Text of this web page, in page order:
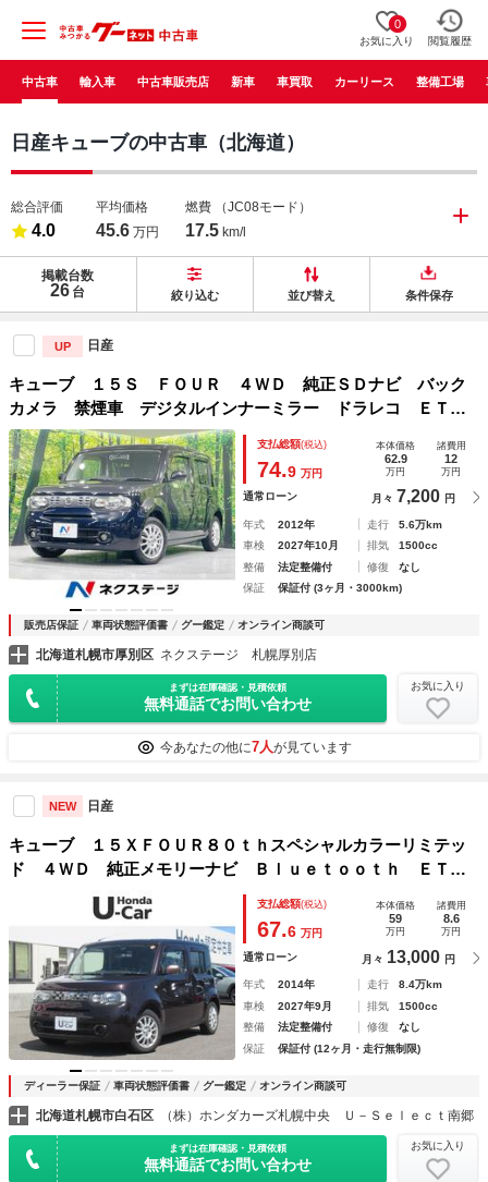
0
お気に入り 閲覧履歴
中古車 輸入車 中古車販売店 新車 車買取 カーリース 整備工場
日産キューブの中古車（北海道）
総合評価
4.0
平均価格
45.6 万円
燃費 （JC08モード）
17.5 km/l
掲載台数
26 台 絞り込む 並び替え 条件保存
UP 日産
キューブ １５Ｓ ＦＯＵＲ ４ＷＤ 純正ＳＤナビ バック
カメラ 禁煙車 デジタルインナーミラー ドラレコ ＥＴ
Ｃ スマートキー ＨＩＤヘッド オートエアコン Ｂｌｕｅ
ｔｏｏｔｈ ＣＤ ＤＶＤ再生
支払総額(税込)
74.9 万円
本体価格
62.9
万円
諸費用
12
万円
通常ローン 月々 7,200 円
年式 2012年 走行
5.6万km
車検
2027年10月 排気
1500cc
整備
法定整備付 修復
なし
保証
保証付 (3ヶ月・3000km)
販売店保証 車両状態評価書 グー鑑定 オンライン商談可
北海道札幌市厚別区 ネクステージ 札幌厚別店
まずは在庫確認・見積依頼
無料通話でお問い合わせ
お気に入り
今あなたの他に7人が見ています
NEW 日産
キューブ １５ＸＦＯＵＲ８０ｔｈスペシャルカラーリミテッ
ド ４ＷＤ 純正メモリーナビ Ｂｌｕｅｔｏｏｔｈ ＥＴ
Ｃ 純正エンジンスターター バックカメラ 前後ドライブレ
支払総額(税込)
67.6 万円
本体価格
59
万円
諸費用
8.6
万円
通常ローン 月々 13,000 円
年式 2014年 走行
8.4万km
車検
2027年9月 排気
1500cc
整備
法定整備付 修復
なし
保証
保証付 (12ヶ月・走行無制限)
ディーラー保証 車両状態評価書 グー鑑定 オンライン商談可
北海道札幌市白石区 （株）ホンダカーズ札幌中央 Ｕ－Ｓｅｌｅｃｔ南郷
まずは在庫確認・見積依頼
無料通話でお問い合わせ
お気に入り